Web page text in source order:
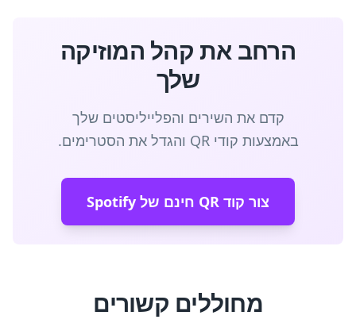
הרחב את קהל המוזיקה
שלך
קדם את השירים והפלייליסטים שלך
באמצעות קודי QR והגדל את הסטרימים.
צור קוד QR חינם של Spotify
מחוללים קשורים